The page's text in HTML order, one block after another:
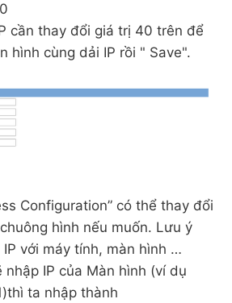
cần thay đổi giá trị 40 trên để
hình cùng dải IP rồi " Save".
Configuration” có thể thay đổi
hình nếu muốn. Lưu ý
với máy tính, màn hình …
nhập IP của Màn hình (ví dụ
ta nhập thành